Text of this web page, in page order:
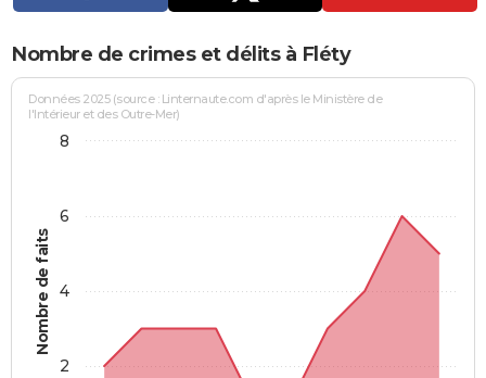
S'inscrire
Se connecter
Lycées
Collèges
Primaires
Universités
Entreprises
Service militaire
Avis de recherche
AVIS DE DÉCÈS
FORUM
Bricolage
Lifestyle
Culture
Sport
Auto
Television
Voyage
Cinema
Nombre de crimes et délits à Fléty
Nombre de faits
Données 2025 (source : Linternaute.com d'après le Ministère de
l'Intérieur et des Outre-Mer)
2
4
6
8